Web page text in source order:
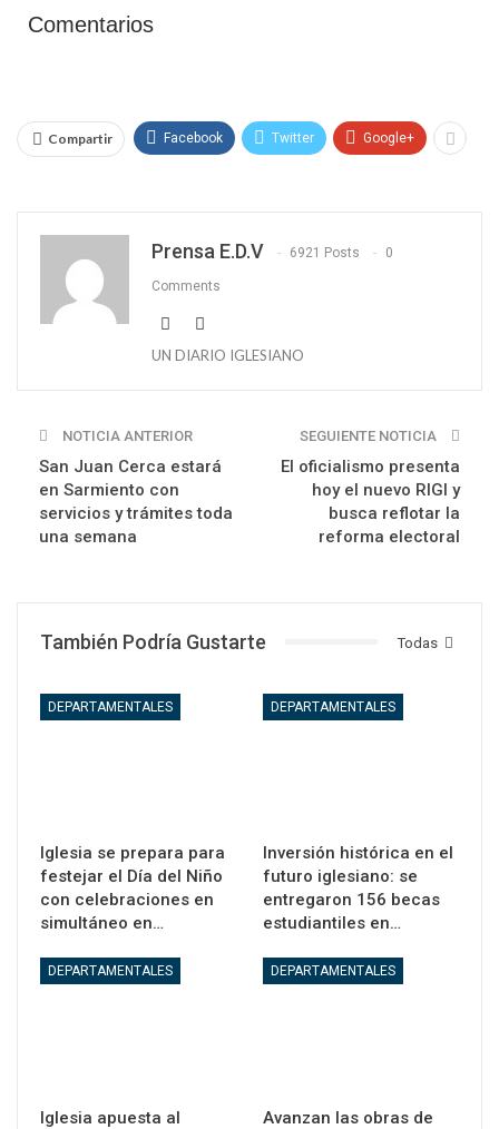
Comentarios
Compartir Facebook Twitter Google+
Prensa E.D.V 6921 Posts 0
Comments
UN DIARIO IGLESIANO
NOTICIA ANTERIOR
San Juan Cerca estará
en Sarmiento con
servicios y trámites toda
una semana
SEGUIENTE NOTICIA
El oficialismo presenta
hoy el nuevo RIGI y
busca reflotar la
reforma electoral
Todas
También Podría Gustarte
DEPARTAMENTALES
Iglesia se prepara para
festejar el Día del Niño
con celebraciones en
simultáneo en…
DEPARTAMENTALES
Inversión histórica en el
futuro iglesiano: se
entregaron 156 becas
estudiantiles en…
DEPARTAMENTALES
Iglesia apuesta al
DEPARTAMENTALES
Avanzan las obras de